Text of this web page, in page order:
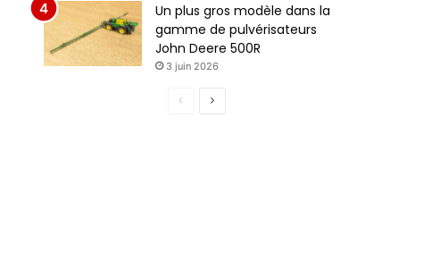
Un plus gros modèle dans la
gamme de pulvérisateurs
John Deere 500R
3 juin 2026
Page